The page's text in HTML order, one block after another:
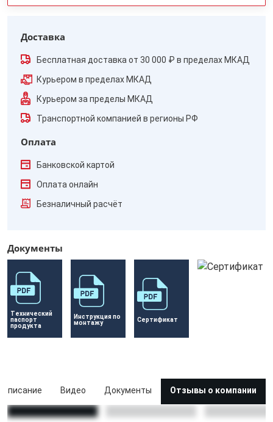
Доставка
Бесплатная доставка от 30 000 ₽ в пределах МКАД
Курьером в пределах МКАД
Курьером за пределы МКАД
Транспортной компанией в регионы РФ
Оплата
Банковской картой
Оплата онлайн
Безналичный расчёт
Документы
Технический
паспорт
продукта
Инструкция по
монтажу
Сертификат
Описание Видео Документы Отзывы о компании